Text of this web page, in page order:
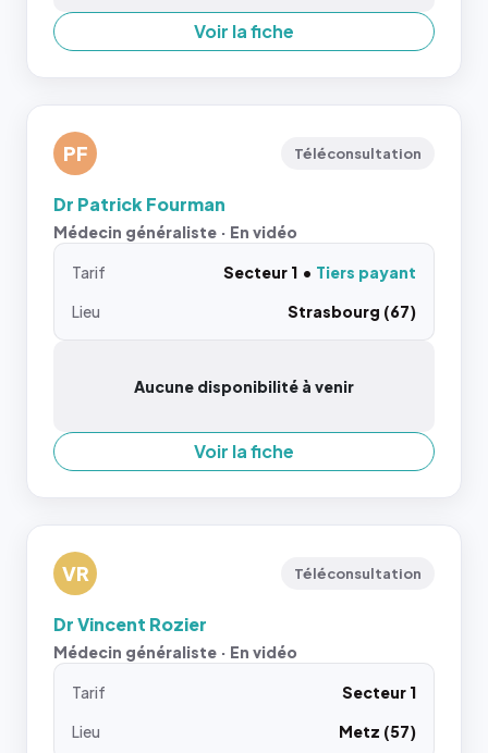
Voir la fiche
PF Téléconsultation
Dr Patrick Fourman
Médecin généraliste · En vidéo
Tarif Secteur 1
Tiers payant
Lieu
Strasbourg (67)
Aucune disponibilité à venir
Voir la fiche
VR Téléconsultation
Dr Vincent Rozier
Médecin généraliste · En vidéo
Tarif
Secteur 1
Lieu
Metz (57)